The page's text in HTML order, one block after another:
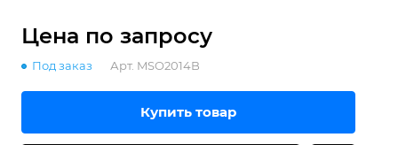
Цена по запросу
Под заказ Арт. MSO2014B
Купить товар